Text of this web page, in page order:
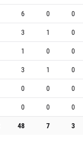
6 0
0
3 1
0
1 0
0
3 1
0
0 0
0
0 0
0
48 7 3